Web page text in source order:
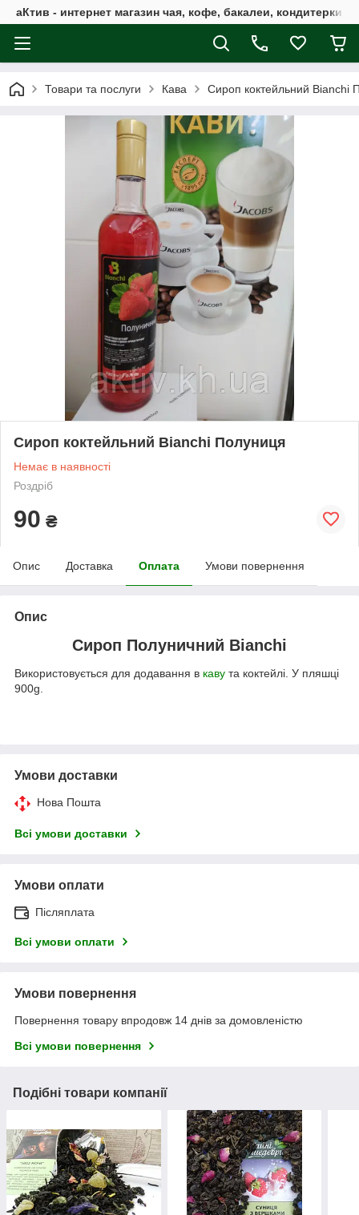
аКтив - интернет магазин чая, кофе, бакалеи, кондитерки
Товари та послуги Кава Сироп коктейльний Bianchi
Сироп коктейльний Bianchi Полуниця
Немає в наявності
Роздріб
90 ₴
Опис Доставка Оплата Умови повернення
Опис
Сироп Полуничний Bianchi
Використовується для додавання в каву та коктейлі. У пляшці
900g.
Умови доставки
Нова Пошта
Всі умови доставки
Умови оплати
Післяплата
Всі умови оплати
Умови повернення
Повернення товару впродовж 14 днів за домовленістю
Всі умови повернення
Подібні товари компанії